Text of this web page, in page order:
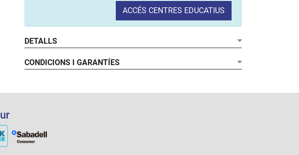
ACCÉS CENTRES EDUCATIUS
DETALLS
CONDICIONS I GARANTÍES